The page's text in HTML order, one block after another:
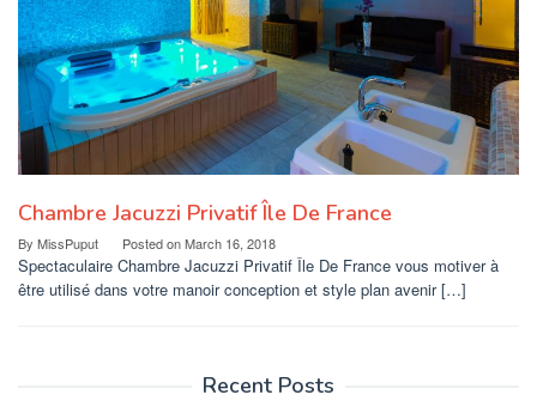
Chambre Jacuzzi Privatif Île De France
By MissPuput Posted onMarch 16, 2018
Spectaculaire Chambre Jacuzzi Privatif Île De France vous motiver à
être utilisé dans votre manoir conception et style plan avenir […]
Recent Posts